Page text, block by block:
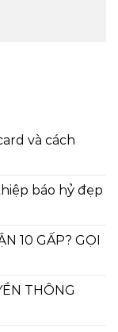
và cách
báo hỷ đẹp
10 GẤP? GỌI
THÔNG